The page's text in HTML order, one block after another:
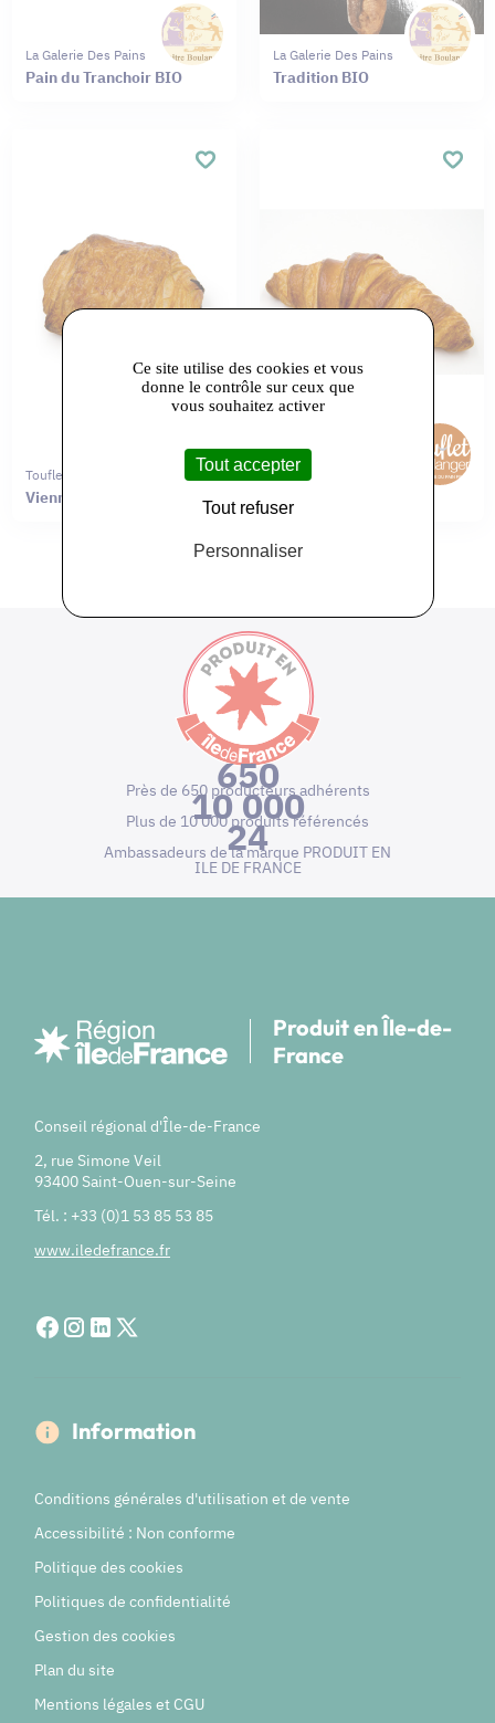
La Galerie Des Pains
Pain du Tranchoir BIO
La Galerie Des Pains
Tradition BIO
Touflet Boulanger
Viennoiserie
Touflet Boulanger
650
Près de 650 producteurs adhérents
10 000
Plus de 10 000 produits référencés
24
Ambassadeurs de la marque PRODUIT EN
ILE DE FRANCE
Produit en Île-de-
France
Conseil régional d'Île-de-France
2, rue Simone Veil
93400 Saint-Ouen-sur-Seine
Tél. : +33 (0)1 53 85 53 85
www.iledefrance.fr
Information
Conditions générales d'utilisation et de vente
Accessibilité : Non conforme
Politique des cookies
Politiques de confidentialité
Gestion des cookies
Plan du site
Mentions légales et CGU
Ce site utilise des cookies et vous
donne le contrôle sur ceux que
vous souhaitez activer
Tout accepter
Tout refuser
Personnaliser